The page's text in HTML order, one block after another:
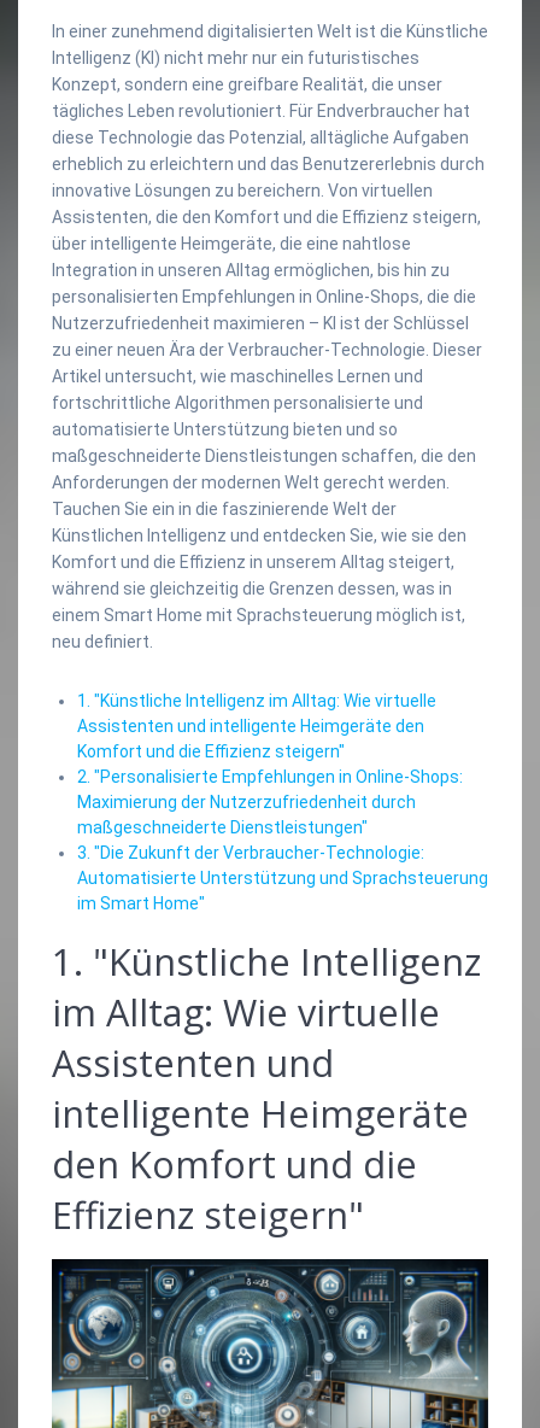
In einer zunehmend digitalisierten Welt ist die Künstliche
Intelligenz (KI) nicht mehr nur ein futuristisches
Konzept, sondern eine greifbare Realität, die unser
tägliches Leben revolutioniert. Für Endverbraucher hat
diese Technologie das Potenzial, alltägliche Aufgaben
erheblich zu erleichtern und das Benutzererlebnis durch
innovative Lösungen zu bereichern. Von virtuellen
Assistenten, die den Komfort und die Effizienz steigern,
über intelligente Heimgeräte, die eine nahtlose
Integration in unseren Alltag ermöglichen, bis hin zu
personalisierten Empfehlungen in Online-Shops, die die
Nutzerzufriedenheit maximieren – KI ist der Schlüssel
zu einer neuen Ära der Verbraucher-Technologie. Dieser
Artikel untersucht, wie maschinelles Lernen und
fortschrittliche Algorithmen personalisierte und
automatisierte Unterstützung bieten und so
maßgeschneiderte Dienstleistungen schaffen, die den
Anforderungen der modernen Welt gerecht werden.
Tauchen Sie ein in die faszinierende Welt der
Künstlichen Intelligenz und entdecken Sie, wie sie den
Komfort und die Effizienz in unserem Alltag steigert,
während sie gleichzeitig die Grenzen dessen, was in
einem Smart Home mit Sprachsteuerung möglich ist,
neu definiert.
1. "Künstliche Intelligenz im Alltag: Wie virtuelle
Assistenten und intelligente Heimgeräte den
Komfort und die Effizienz steigern"
2. "Personalisierte Empfehlungen in Online-Shops:
Maximierung der Nutzerzufriedenheit durch
maßgeschneiderte Dienstleistungen"
3. "Die Zukunft der Verbraucher-Technologie:
Automatisierte Unterstützung und Sprachsteuerung
im Smart Home"
1. "Künstliche Intelligenz
im Alltag: Wie virtuelle
Assistenten und
intelligente Heimgeräte
den Komfort und die
Effizienz steigern"